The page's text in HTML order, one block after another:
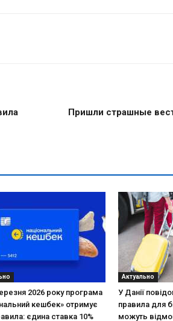
Пришли страшные
2026 року програма
кешбек» отримує
єдина ставка 10%
Актуально
У Данії
правила для
можуть